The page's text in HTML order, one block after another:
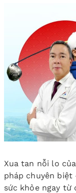
Xua tan nỗi lo
pháp chuyên
sức khỏe ngay từ